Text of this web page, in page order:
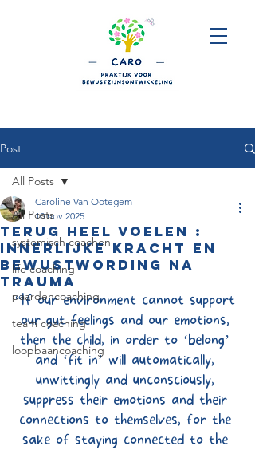
Post
All Posts
systemisch coachen
life coaching
paardencoaching
team coaching
loopbaancoaching
All Posts
Terug heel voelen :
innerlijke kracht en
bewustwording na
trauma
Caroline Van Ootegem
10 nov 2025
“If our environment cannot support
our gut feelings and our emotions,
then the child, in order to ‘belong’
and ‘fit in’ will automatically,
unwittingly and unconsciously,
suppress their emotions and their
connections to themselves, for the
sake of staying connected to the